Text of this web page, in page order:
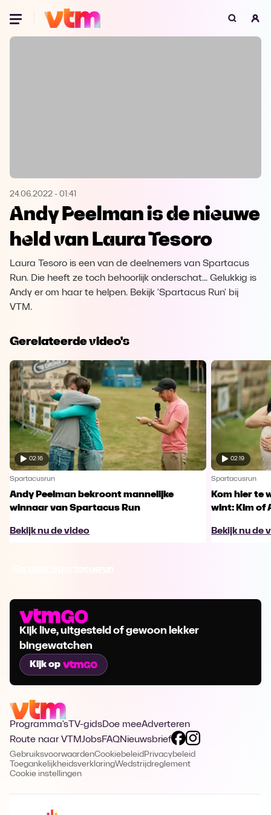
Oeps, browser niet ondersteund
Microsoft Edge Download
Opera Download
24.06.2022 - 01:41
Andy Peelman is de nieuwe
held van Laura Tesoro
Laura Tesoro is een van de deelnemers van Spartacus
Run. Die heeft ze toch behoorlijk onderschat... Gelukkig is
Andy er om haar te helpen. Bekijk 'Spartacus Run' bij
VTM.
Gerelateerde video's
02:16
Spartacusrun
Andy Peelman bekroont mannelijke
winnaar van Spartacus Run
Bekijk nu de video
02:19
Spartacusrun
Kom hier te
wint: Kim of
Bekijk nu de
Kijk live, uitgesteld of gewoon lekker
bingewatchen
Kijk op
Programma's TV-gidsDoe meeAdverteren
Route naar VTMJobsFAQNieuwsbrief
GebruiksvoorwaardenCookiebeleid Privacybeleid
ToegankelijkheidsverklaringWedstrijdreglement
Cookie instellingen